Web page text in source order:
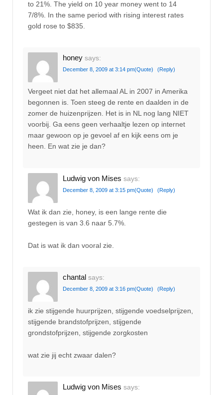
to 21%. The yield on 10 year money went to 14
7/8%. In the same period with rising interest rates
gold rose to $835.
honey says:
December 8, 2009 at 3:14 pm(Quote) (Reply)
Vergeet niet dat het allemaal AL in 2007 in Amerika
begonnen is. Toen steeg de rente en daalden in de
zomer de huizenprijzen. Het is in NL nog lang NIET
voorbij. Ga eens geen verhaaltje lezen op internet
maar gewoon op je gevoel af en kijk eens om je
heen. En wat zie je dan?
Ludwig von Mises says:
December 8, 2009 at 3:15 pm(Quote) (Reply)
Wat ik dan zie, honey, is een lange rente die
gestegen is van 3.6 naar 5.7%.
Dat is wat ik dan vooral zie.
chantal says:
December 8, 2009 at 3:16 pm(Quote) (Reply)
ik zie stijgende huurprijzen, stijgende voedselprijzen,
stijgende brandstofprijzen, stijgende
grondstofprijzen, stijgende zorgkosten
wat zie jij echt zwaar dalen?
Ludwig von Mises says: